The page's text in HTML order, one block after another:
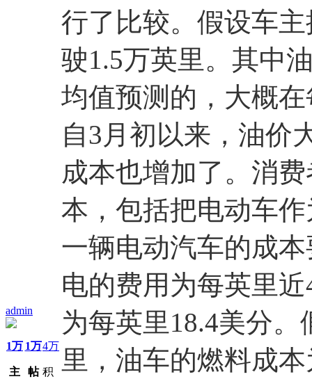
admin
1万
主
1万
帖
4万
积
行了比较。假设车
驶1.5万英里。其中
均值预测的，大概
自3月初以来，油价
成本也增加了。消
本，包括把电动车
一辆电动汽车的成
电的费用为每英里
为每英里18.4美分
里，油车的燃料成